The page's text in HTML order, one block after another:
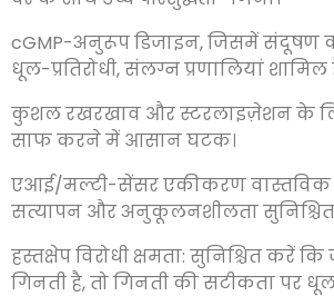
cGMP-अनुरूप डिजाइन, जिसमें संदूषण
धूल-प्रतिरोधी, संलग्न प्रणालियां शामिल
कुशल रखरखाव और स्टरलाइज़ेशन के
साफ करने में आसान घटक।
एआई/मल्टी-सेंसर एकीकरण
सत्यापन और अनुकूलनशीलता सुनिश्चित
हस्तक्षेप विरोधी क्षमता: सुनिश्चित करें
गिनती है, तो गिनती की सटीकता पर